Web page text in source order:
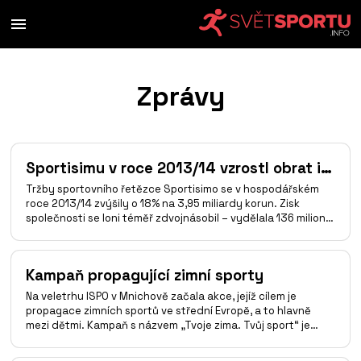
Zprávy
Sportisimu v roce 2013/14 vzrostl obrat i zisk
Tržby sportovního řetězce Sportisimo se v hospodářském
roce 2013/14 zvýšily o 18% na 3,95 miliardy korun. Zisk
společnosti se loni téměř zdvojnásobil – vydělala 136 milionů
Obchody Sportisimo působí na českém trhu od roku 2000,
republice 1235 pracovníků. Stoprocentním vlastníkem firmy
Sportisimo je společnost LV Global, za kterou stojí dvojice
vietnamských podnikatelů. Zdroj: ihned.cz
Kampaň propagující zimní sporty
Na veletrhu ISPO v Mnichově začala akce, jejíž cílem je
propagace zimních sportů ve střední Evropě, a to hlavně
mezi dětmi. Kampaň s názvem „Tvoje zima. Tvůj sport“ je
lyžařských a snowboardových instruktorů. Kampaň aktivně